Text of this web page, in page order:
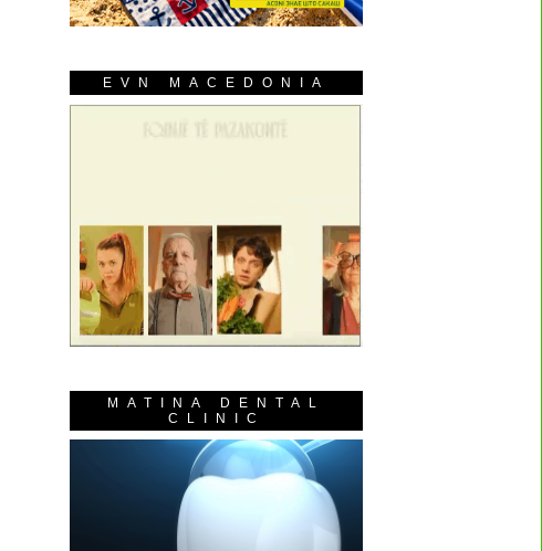
EVN MACEDONIA
MATINA DENTAL
CLINIC